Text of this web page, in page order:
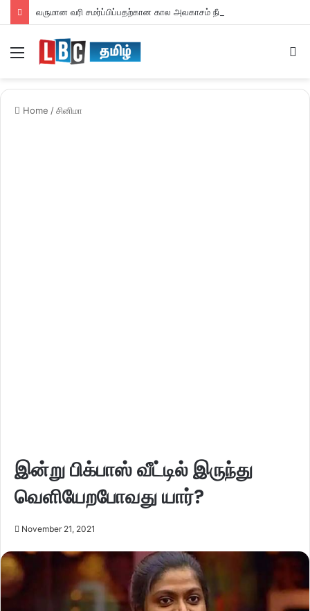
வருமான வரி சமர்ப்பிப்பதற்கான கால அவகாசம் நீடிப்பு
Home /சினிமா
இன்று பிக்பாஸ் வீட்டில் இருந்து
வெளியேறபோவது யார்?
November 21, 2021